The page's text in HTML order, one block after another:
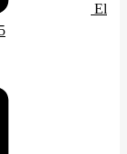
El